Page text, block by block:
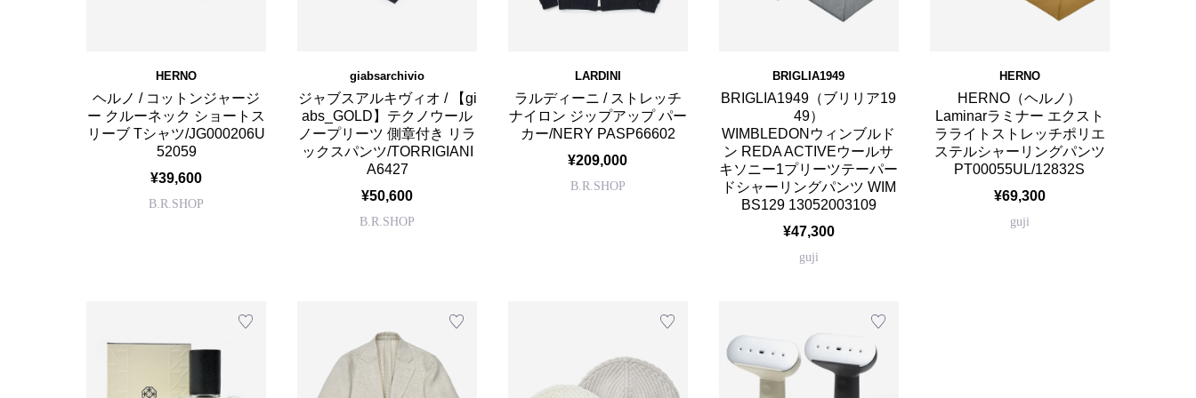
HERNO
ヘルノ / コットンジャージ
ー クルーネック ショートス
リーブ Tシャツ/JG000206U
52059
¥39,600
B.R.SHOP
giabsarchivio
ジャブスアルキヴィオ / 【gi
abs_GOLD】テクノウール
ノープリーツ 側章付き リラ
ックスパンツ/TORRIGIANI
A6427
¥50,600
B.R.SHOP
LARDINI
ラルディーニ / ストレッチ
ナイロン ジップアップ パー
カー/NERY PASP66602
¥209,000
B.R.SHOP
BRIGLIA1949
BRIGLIA1949（ブリリア19
49）
WIMBLEDONウィンブルド
ン REDA ACTIVEウールサ
キソニー1プリーツテーパー
ドシャーリングパンツ WIM
BS129 13052003109
¥47,300
guji
HERNO
HERNO（ヘルノ）
Laminarラミナー エクスト
ラライトストレッチポリエ
ステルシャーリングパンツ
PT00055UL/12832S
¥69,300
guji